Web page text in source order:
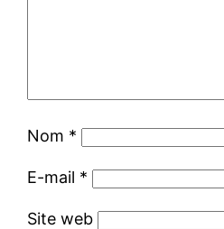
Nom *
E-mail *
Site web